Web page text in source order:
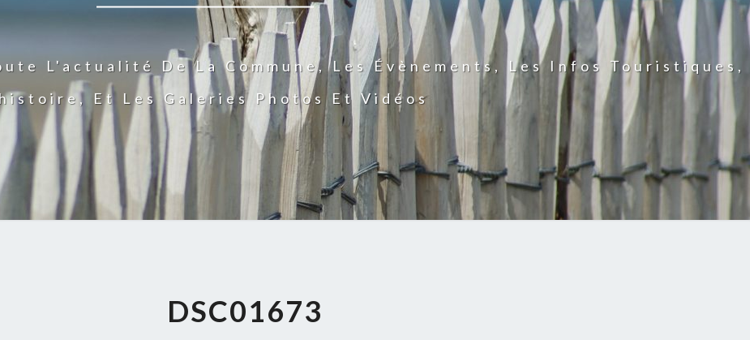
L'actualité De La Commune, Les Évènements, Les Infos Touristiques,
Et Les Galeries Photos Et Vidéos
DSC01673